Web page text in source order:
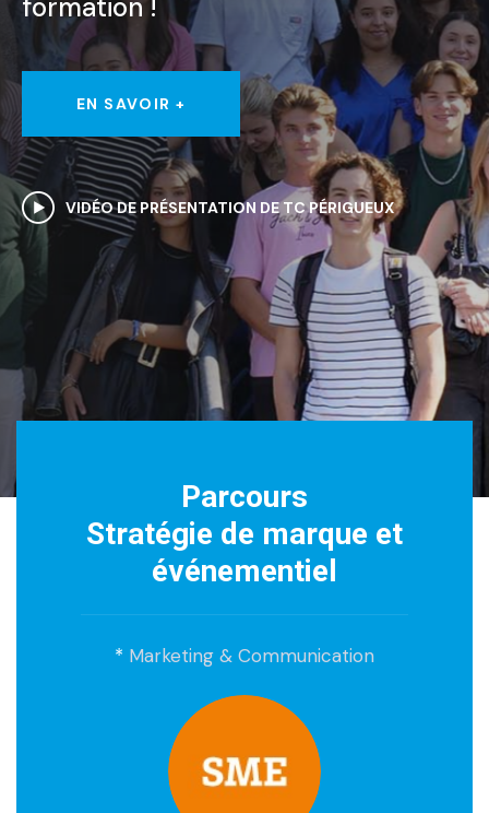
Pourquoi étudier ici ?
EN SAVOIR +
Parcours
Stratégie de marque et
événementiel
* Marketing & Communication